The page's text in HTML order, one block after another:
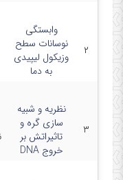
۲
وابستگی
نوسانات سطح
وزیکول لیپیدی
به دما
۳
نظریه و شبیه
سازی گره و
تاثیراتش بر
خروج DNA